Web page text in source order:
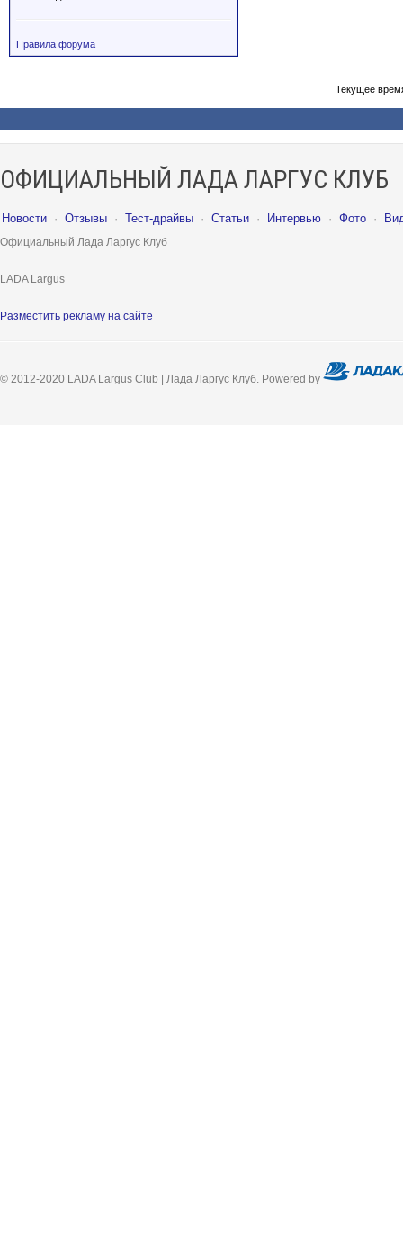
Правила форума
Текущее
ОФИЦИАЛЬНЫЙ ЛАДА ЛАРГУС КЛУБ
Новости · Отзывы · Тест-драйвы · Статьи · Интервью · Фото ·
Официальный Лада Ларгус Клуб
LADA Largus
Разместить рекламу на сайте
© 2012-2020 LADA Largus Club | Лада Ларгус Клуб. Powered by